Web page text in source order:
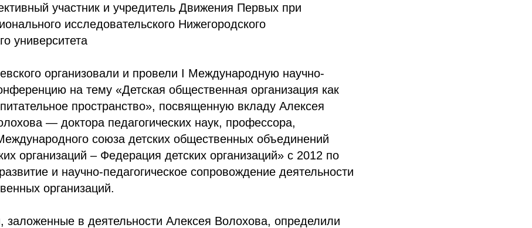
участник и учредитель Движения Первых при
исследовательского Нижегородского
университета
организовали и провели I Международную научно-
на тему «Детская общественная организация как
пространство», посвященную вкладу Алексея
— доктора педагогических наук, профессора,
союза детских общественных объединений
организаций – Федерация детских организаций» с 2012 по
и научно-педагогическое сопровождение деятельности
организаций.
заложенные в деятельности Алексея Волохова, определили